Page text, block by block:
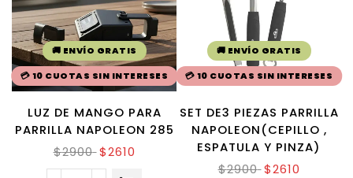
🚚 ENVÍO GRATIS
💳 10 CUOTAS SIN INTERESES
LUZ DE MANGO PARA
PARRILLA NAPOLEON 285
$2900 $2610
🚚 ENVÍO GRATIS
💳 10 CUOTAS SIN INTERESES
SET DE3 PIEZAS PARRILLA
NAPOLEON(CEPILLO ,
ESPATULA Y PINZA)
$2900 $2610